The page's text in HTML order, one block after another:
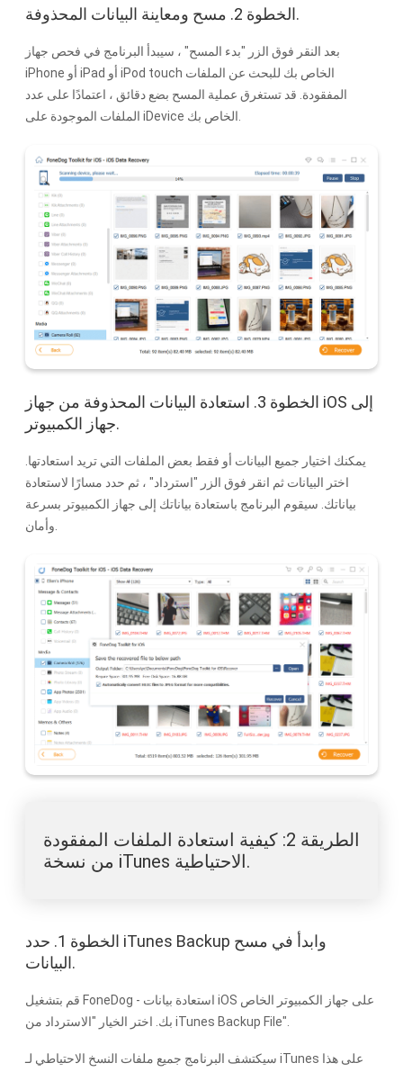
الخطوة 2. مسح ومعاينة البيانات المحذوفة.
بعد النقر فوق الزر "بدء المسح" ، سيبدأ البرنامج في فحص جهاز
iPhone أو iPad أو iPod touch الخاص بك للبحث عن الملفات
المفقودة. قد تستغرق عملية المسح بضع دقائق ، اعتمادًا على عدد
الخطوة 3. استعادة البيانات المحذوفة من جهاز iOS إلى
جهاز الكمبيوتر.
يمكنك اختيار جميع البيانات أو فقط بعض الملفات التي تريد استعادتها.
اختر البيانات ثم انقر فوق الزر "استرداد" ، ثم حدد مسارًا لاستعادة
بياناتك. سيقوم البرنامج باستعادة بياناتك إلى جهاز الكمبيوتر بسرعة
الطريقة 2: كيفية استعادة الملفات المفقودة
من نسخة iTunes الاحتياطية.
الخطوة 1. حدد iTunes Backup وابدأ في مسح
البيانات.
قم بتشغيل FoneDog - استعادة بيانات iOS على جهاز الكمبيوتر الخاص
بك. اختر الخيار "الاسترداد من iTunes Backup File".
سيكتشف البرنامج جميع ملفات النسخ الاحتياطي لـ iTunes على هذا